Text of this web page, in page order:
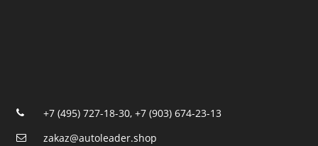
+7 (495) 727-18-30, +7 (903) 674-23-13
zakaz@autoleader.shop